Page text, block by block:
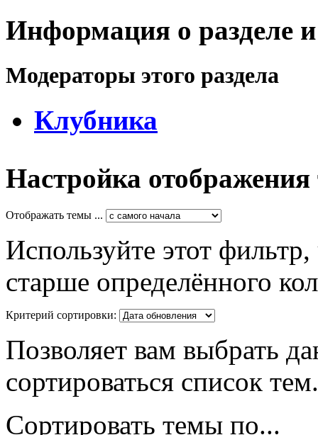
Информация о разделе
Модераторы этого раздела
Клубника
Настройка отображения
Отображать темы ...
Используйте этот
старше определённого
Критерий сортировки:
Позволяет вам выбрать
сортироваться список тем.
Сортировать темы по...